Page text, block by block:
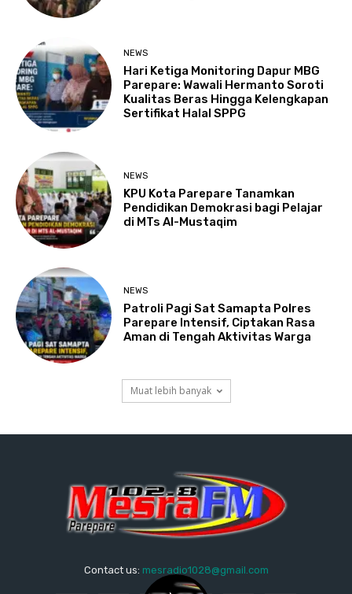
NEWS
Hari Ketiga Monitoring Dapur MBG
Parepare: Wawali Hermanto Soroti
Kualitas Beras Hingga Kelengkapan
Sertifikat Halal SPPG
NEWS
KPU Kota Parepare Tanamkan
Pendidikan Demokrasi bagi Pelajar
di MTs Al-Mustaqim
NEWS
Patroli Pagi Sat Samapta Polres
Parepare Intensif, Ciptakan Rasa
Aman di Tengah Aktivitas Warga
Muat lebih banyak
Contact us: mesradio1028@gmail.com